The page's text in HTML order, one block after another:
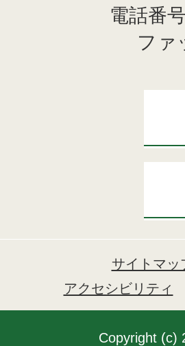
電話番号
ファ
サイトマッ
アクセシビリティ
Copyright (c)